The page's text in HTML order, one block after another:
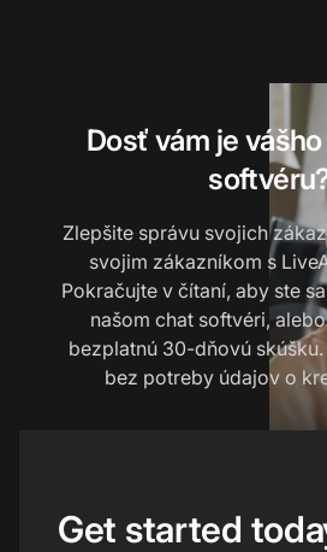
Dosť vám je
Zlepšite správu svojich
svojim zákazníkom s
Pokračujte v čítaní, aby ste
našom chat softvéri,
bezplatnú 30-dňovú
bez potreby údajov o
Get started